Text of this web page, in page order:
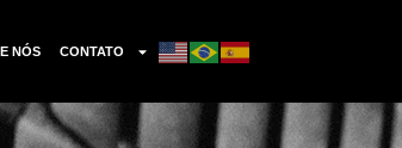
NÓS CONTATO